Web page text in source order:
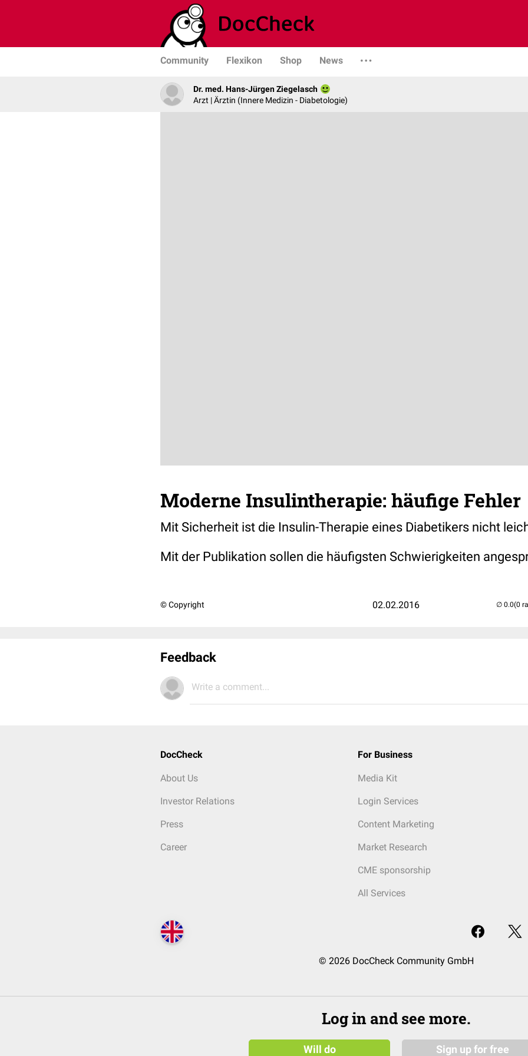
Community Flexikon Shop News
Dr. med. Hans-Jürgen Ziegelasch
Arzt | Ärztin (Innere Medizin - Diabetologie)
Moderne Insulintherapie: häufige Fehler
Mit Sicherheit ist die Insulin-Therapie eines Diabetikers nicht
Mit der Publikation sollen die häufigsten Schwierigkeiten
© Copyright 02.02.2016 (0
Feedback
Write a comment...
DocCheck
About Us
Investor Relations
Press
Career
For Business
Media Kit
Login Services
Content Marketing
Market Research
CME sponsorship
All Services
© 2026 DocCheck Community GmbH
Log in and see more.
Will do Sign up for free